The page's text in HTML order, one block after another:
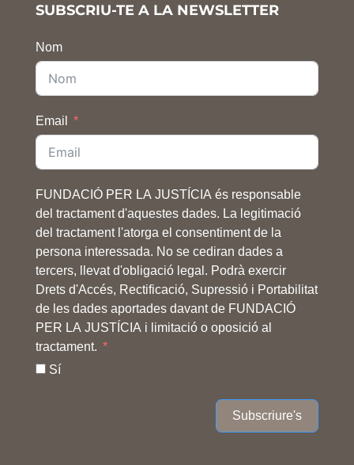
SUBSCRIU-TE A LA NEWSLETTER
Nom
Email
FUNDACIÓ PER LA JUSTÍCIA és responsable
del tractament d'aquestes dades. La legitimació
del tractament l'atorga el consentiment de la
persona interessada. No se cediran dades a
tercers, llevat d'obligació legal. Podrà exercir
Drets d'Accés, Rectificació, Supressió i Portabilitat
de les dades aportades davant de FUNDACIÓ
PER LA JUSTÍCIA i limitació o oposició al
tractament.
Sí
Subscriure's